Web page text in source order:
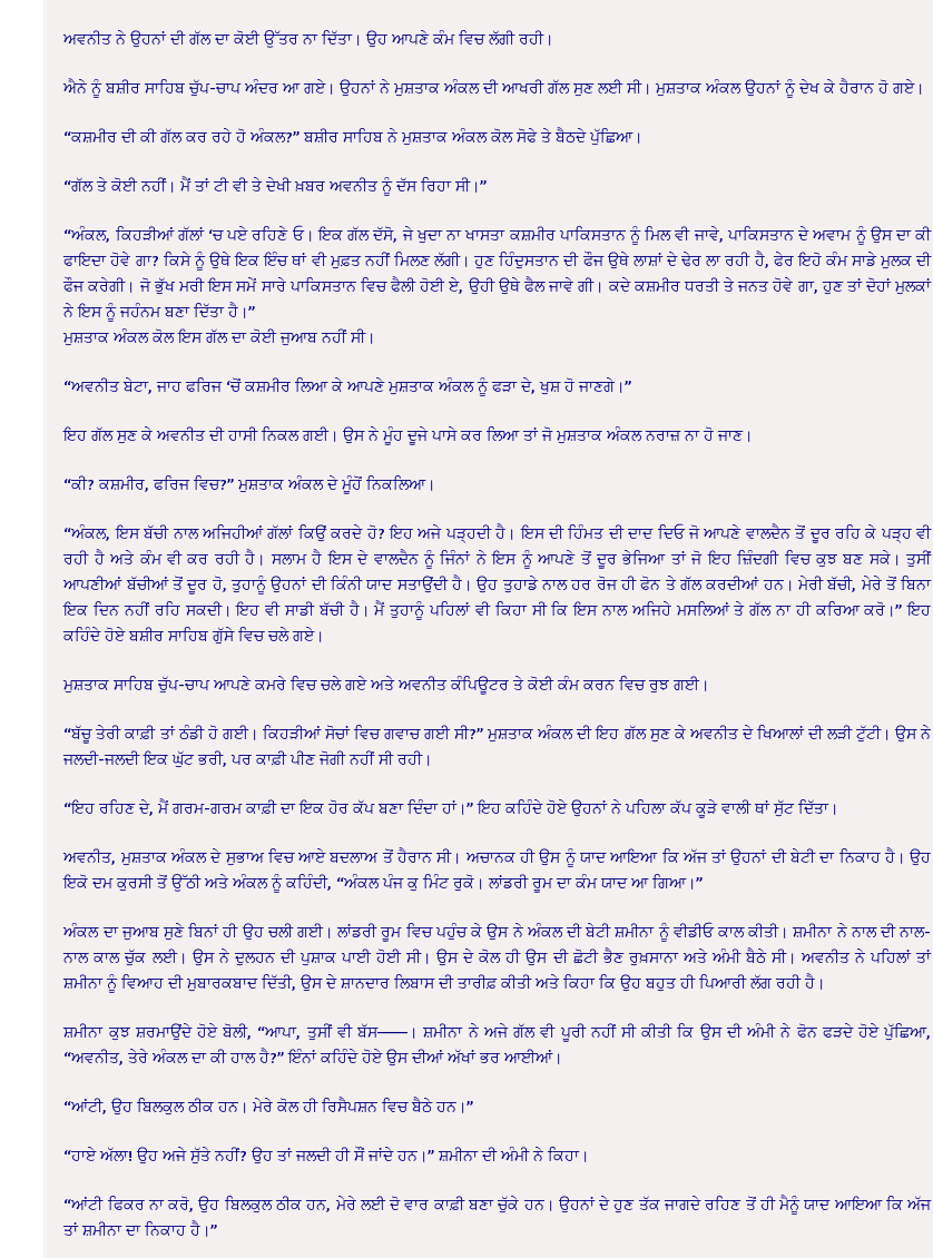
ਅਵਨੀਤ ਨੇ ਉਹਨਾਂ ਦੀ ਗੱਲ ਦਾ ਕੋਈ ਉੱਤਰ ਨਾ ਦਿੱਤਾ। ਉਹ ਆਪਣੇ ਕੰਮ ਵਿਚ ਲੱਗੀ ਰਹੀ।
ਐਨੇ ਨੂੰ ਬਸ਼ੀਰ ਸਾਹਿਬ ਚੁੱਪ-ਚਾਪ ਅੰਦਰ ਆ ਗਏ। ਉਹਨਾਂ ਨੇ ਮੁਸ਼ਤਾਕ ਅੰਕਲ ਦੀ ਆਖਰੀ ਗੱਲ ਸੁਣ ਲਈ ਸੀ। ਮੁਸ਼ਤਾਕ ਅੰਕਲ ਉਹਨਾਂ ਨੂੰ ਦੇਖ ਕੇ ਹੈਰਾਨ ਹੋ ਗਏ।
“ਕਸ਼ਮੀਰ ਦੀ ਕੀ ਗੱਲ ਕਰ ਰਹੇ ਹੋ ਅੰਕਲ?” ਬਸ਼ੀਰ ਸਾਹਿਬ ਨੇ ਮੁਸ਼ਤਾਕ ਅੰਕਲ ਕੋਲ ਸੋਫੇ ਤੇ ਬੈਠਦੇ ਪੁੱਛਿਆ।
“ਗੱਲ ਤੇ ਕੋਈ ਨਹੀਂ। ਮੈਂ ਤਾਂ ਟੀ ਵੀ ਤੇ ਦੇਖੀ ਖ਼ਬਰ ਅਵਨੀਤ ਨੂੰ ਦੱਸ ਰਿਹਾ ਸੀ।”
“ਅੰਕਲ, ਕਿਹੜੀਆਂ ਗੱਲਾਂ ‘ਚ ਪਏ ਰਹਿਣੇ ਓ। ਇਕ ਗੱਲ ਦੱਸੋ, ਜੇ ਖੁਦਾ ਨਾ ਖਾਸਤਾ ਕਸ਼ਮੀਰ ਪਾਕਿਸਤਾਨ ਨੂੰ ਮਿਲ ਵੀ ਜਾਵੇ, ਪਾਕਿਸਤਾਨ ਦੇ ਅਵਾਮ ਨੂੰ ਉਸ ਦਾ ਕੀ
ਫਾਇਦਾ ਹੋਵੇ ਗਾ? ਕਿਸੇ ਨੂੰ ਉਥੇ ਇਕ ਇੰਚ ਥਾਂ ਵੀ ਮੁਫ਼ਤ ਨਹੀਂ ਮਿਲਣ ਲੱਗੀ। ਹੁਣ ਹਿੰਦੁਸਤਾਨ ਦੀ ਫੌਜ ਉਥੇ ਲਾਸ਼ਾਂ ਦੇ ਢੇਰ ਲਾ ਰਹੀ ਹੈ, ਫੇਰ ਇਹੋ ਕੰਮ ਸਾਡੇ ਮੁਲਕ ਦੀ
ਫੌਜ ਕਰੇਗੀ। ਜੋ ਭੁੱਖ ਮਰੀ ਇਸ ਸਮੇਂ ਸਾਰੇ ਪਾਕਿਸਤਾਨ ਵਿਚ ਫੈਲੀ ਹੋਈ ਏ, ਉਹੀ ਉਥੇ ਫੈਲ ਜਾਵੇ ਗੀ। ਕਦੇ ਕਸ਼ਮੀਰ ਧਰਤੀ ਤੇ ਜਨਤ ਹੋਵੇ ਗਾ, ਹੁਣ ਤਾਂ ਦੋਹਾਂ ਮੁਲਕਾਂ
ਨੇ ਇਸ ਨੂੰ ਜਹੰਨਮ ਬਣਾ ਦਿੱਤਾ ਹੈ।”
ਮੁਸ਼ਤਾਕ ਅੰਕਲ ਕੋਲ ਇਸ ਗੱਲ ਦਾ ਕੋਈ ਜੁਆਬ ਨਹੀਂ ਸੀ।
“ਅਵਨੀਤ ਬੇਟਾ, ਜਾਹ ਫਰਿਜ ‘ਚੋਂ ਕਸ਼ਮੀਰ ਲਿਆ ਕੇ ਆਪਣੇ ਮੁਸ਼ਤਾਕ ਅੰਕਲ ਨੂੰ ਫੜਾ ਦੇ, ਖੁਸ਼ ਹੋ ਜਾਣਗੇ।”
ਇਹ ਗੱਲ ਸੁਣ ਕੇ ਅਵਨੀਤ ਦੀ ਹਾਸੀ ਨਿਕਲ ਗਈ। ਉਸ ਨੇ ਮੂੰਹ ਦੂਜੇ ਪਾਸੇ ਕਰ ਲਿਆ ਤਾਂ ਜੋ ਮੁਸ਼ਤਾਕ ਅੰਕਲ ਨਰਾਜ਼ ਨਾ ਹੋ ਜਾਣ।
“ਕੀ? ਕਸ਼ਮੀਰ, ਫਰਿਜ ਵਿਚ?” ਮੁਸ਼ਤਾਕ ਅੰਕਲ ਦੇ ਮੂੰਹੋਂ ਨਿਕਲਿਆ।
“ਅੰਕਲ, ਇਸ ਬੱਚੀ ਨਾਲ ਅਜਿਹੀਆਂ ਗੱਲਾਂ ਕਿਉਂ ਕਰਦੇ ਹੋ? ਇਹ ਅਜੇ ਪੜ੍ਹਦੀ ਹੈ। ਇਸ ਦੀ ਹਿੰਮਤ ਦੀ ਦਾਦ ਦਿਓ ਜੋ ਆਪਣੇ ਵਾਲਦੈਨ ਤੋਂ ਦੂਰ ਰਹਿ ਕੇ ਪੜ੍ਹ ਵੀ
ਰਹੀ ਹੈ ਅਤੇ ਕੰਮ ਵੀ ਕਰ ਰਹੀ ਹੈ। ਸਲਾਮ ਹੈ ਇਸ ਦੇ ਵਾਲਦੈਨ ਨੂੰ ਜਿੰਨਾਂ ਨੇ ਇਸ ਨੂੰ ਆਪਣੇ ਤੋਂ ਦੂਰ ਭੇਜਿਆ ਤਾਂ ਜੋ ਇਹ ਜ਼ਿੰਦਗੀ ਵਿਚ ਕੁਝ ਬਣ ਸਕੇ। ਤੁਸੀਂ
ਆਪਣੀਆਂ ਬੱਚੀਆਂ ਤੋਂ ਦੂਰ ਹੋ, ਤੁਹਾਨੂੰ ਉਹਨਾਂ ਦੀ ਕਿੰਨੀ ਯਾਦ ਸਤਾਉਂਦੀ ਹੈ। ਉਹ ਤੁਹਾਡੇ ਨਾਲ ਹਰ ਰੋਜ ਹੀ ਫੋਨ ਤੇ ਗੱਲ ਕਰਦੀਆਂ ਹਨ। ਮੇਰੀ ਬੱਚੀ, ਮੇਰੇ ਤੋਂ ਬਿਨਾ
ਇਕ ਦਿਨ ਨਹੀਂ ਰਹਿ ਸਕਦੀ। ਇਹ ਵੀ ਸਾਡੀ ਬੱਚੀ ਹੈ। ਮੈਂ ਤੁਹਾਨੂੰ ਪਹਿਲਾਂ ਵੀ ਕਿਹਾ ਸੀ ਕਿ ਇਸ ਨਾਲ ਅਜਿਹੇ ਮਸਲਿਆਂ ਤੇ ਗੱਲ ਨਾ ਹੀ ਕਰਿਆ ਕਰੋ।” ਇਹ
ਕਹਿੰਦੇ ਹੋਏ ਬਸ਼ੀਰ ਸਾਹਿਬ ਗੁੱਸੇ ਵਿਚ ਚਲੇ ਗਏ।
ਮੁਸ਼ਤਾਕ ਸਾਹਿਬ ਚੁੱਪ-ਚਾਪ ਆਪਣੇ ਕਮਰੇ ਵਿਚ ਚਲੇ ਗਏ ਅਤੇ ਅਵਨੀਤ ਕੰਪਿਊਟਰ ਤੇ ਕੋਈ ਕੰਮ ਕਰਨ ਵਿਚ ਰੁਝ ਗਈ।
“ਬੱਚੂ ਤੇਰੀ ਕਾਫ਼ੀ ਤਾਂ ਠੰਡੀ ਹੋ ਗਈ। ਕਿਹੜੀਆਂ ਸੋਚਾਂ ਵਿਚ ਗਵਾਚ ਗਈ ਸੀ?” ਮੁਸ਼ਤਾਕ ਅੰਕਲ ਦੀ ਇਹ ਗੱਲ ਸੁਣ ਕੇ ਅਵਨੀਤ ਦੇ ਖਿਆਲਾਂ ਦੀ ਲੜੀ ਟੁੱਟੀ। ਉਸ ਨੇ
ਜਲਦੀ-ਜਲਦੀ ਇਕ ਘੁੱਟ ਭਰੀ, ਪਰ ਕਾਫ਼ੀ ਪੀਣ ਜੋਗੀ ਨਹੀਂ ਸੀ ਰਹੀ।
“ਇਹ ਰਹਿਣ ਦੇ, ਮੈਂ ਗਰਮ-ਗਰਮ ਕਾਫ਼ੀ ਦਾ ਇਕ ਹੋਰ ਕੱਪ ਬਣਾ ਦਿੰਦਾ ਹਾਂ।” ਇਹ ਕਹਿੰਦੇ ਹੋਏ ਉਹਨਾਂ ਨੇ ਪਹਿਲਾ ਕੱਪ ਕੂੜੇ ਵਾਲੀ ਥਾਂ ਸੁੱਟ ਦਿੱਤਾ।
ਅਵਨੀਤ, ਮੁਸ਼ਤਾਕ ਅੰਕਲ ਦੇ ਸੁਭਾਅ ਵਿਚ ਆਏ ਬਦਲਾਅ ਤੋਂ ਹੈਰਾਨ ਸੀ। ਅਚਾਨਕ ਹੀ ਉਸ ਨੂੰ ਯਾਦ ਆਇਆ ਕਿ ਅੱਜ ਤਾਂ ਉਹਨਾਂ ਦੀ ਬੇਟੀ ਦਾ ਨਿਕਾਹ ਹੈ। ਉਹ
ਇਕੋ ਦਮ ਕੁਰਸੀ ਤੋਂ ਉੱਠੀ ਅਤੇ ਅੰਕਲ ਨੂੰ ਕਹਿੰਦੀ, “ਅੰਕਲ ਪੰਜ ਕੁ ਮਿੰਟ ਰੁਕੋ। ਲਾਂਡਰੀ ਰੂਮ ਦਾ ਕੰਮ ਯਾਦ ਆ ਗਿਆ।”
ਅੰਕਲ ਦਾ ਜੁਆਬ ਸੁਣੇ ਬਿਨਾਂ ਹੀ ਉਹ ਚਲੀ ਗਈ। ਲਾਂਡਰੀ ਰੂਮ ਵਿਚ ਪਹੁੰਚ ਕੇ ਉਸ ਨੇ ਅੰਕਲ ਦੀ ਬੇਟੀ ਸ਼ਮੀਨਾ ਨੂੰ ਵੀਡੀਓ ਕਾਲ ਕੀਤੀ। ਸ਼ਮੀਨਾ ਨੇ ਨਾਲ ਦੀ ਨਾਲ-
ਨਾਲ ਕਾਲ ਚੁੱਕ ਲਈ। ਉਸ ਨੇ ਦੁਲਹਨ ਦੀ ਪੁਸ਼ਾਕ ਪਾਈ ਹੋਈ ਸੀ। ਉਸ ਦੇ ਕੋਲ ਹੀ ਉਸ ਦੀ ਛੋਟੀ ਭੈਣ ਰੁਖ਼ਸਾਨਾ ਅਤੇ ਅੰਮੀ ਬੈਠੇ ਸੀ। ਅਵਨੀਤ ਨੇ ਪਹਿਲਾਂ ਤਾਂ
ਸ਼ਮੀਨਾ ਨੂੰ ਵਿਆਹ ਦੀ ਮੁਬਾਰਕਬਾਦ ਦਿੱਤੀ, ਉਸ ਦੇ ਸ਼ਾਨਦਾਰ ਲਿਬਾਸ ਦੀ ਤਾਰੀਫ਼ ਕੀਤੀ ਅਤੇ ਕਿਹਾ ਕਿ ਉਹ ਬਹੁਤ ਹੀ ਪਿਆਰੀ ਲੱਗ ਰਹੀ ਹੈ।
ਸ਼ਮੀਨਾ ਕੁਝ ਸ਼ਰਮਾਉਂਦੇ ਹੋਏ ਬੋਲੀ, “ਆਪਾ, ਤੁਸੀਂ ਵੀ ਬੱਸ——–। ਸ਼ਮੀਨਾ ਨੇ ਅਜੇ ਗੱਲ ਵੀ ਪੂਰੀ ਨਹੀਂ ਸੀ ਕੀਤੀ ਕਿ ਉਸ ਦੀ ਅੰਮੀ ਨੇ ਫੋਨ ਫੜਦੇ ਹੋਏ ਪੁੱਛਿਆ,
“ਅਵਨੀਤ, ਤੇਰੇ ਅੰਕਲ ਦਾ ਕੀ ਹਾਲ ਹੈ?” ਇੰਨਾਂ ਕਹਿੰਦੇ ਹੋਏ ਉਸ ਦੀਆਂ ਅੱਖਾਂ ਭਰ ਆਈਆਂ।
“ਆਂਟੀ, ਉਹ ਬਿਲਕੁਲ ਠੀਕ ਹਨ। ਮੇਰੇ ਕੋਲ ਹੀ ਰਿਸੈਪਸ਼ਨ ਵਿਚ ਬੈਠੇ ਹਨ।”
“ਹਾਏ ਅੱਲਾ! ਉਹ ਅਜੇ ਸੁੱਤੇ ਨਹੀਂ? ਉਹ ਤਾਂ ਜਲਦੀ ਹੀ ਸੌਂ ਜਾਂਦੇ ਹਨ।” ਸ਼ਮੀਨਾ ਦੀ ਅੰਮੀ ਨੇ ਕਿਹਾ।
“ਆਂਟੀ ਫਿਕਰ ਨਾ ਕਰੋ, ਉਹ ਬਿਲਕੁਲ ਠੀਕ ਹਨ, ਮੇਰੇ ਲਈ ਦੋ ਵਾਰ ਕਾਫ਼ੀ ਬਣਾ ਚੁੱਕੇ ਹਨ। ਉਹਨਾਂ ਦੇ ਹੁਣ ਤੱਕ ਜਾਗਦੇ ਰਹਿਣ ਤੋਂ ਹੀ ਮੈਨੂੰ ਯਾਦ ਆਇਆ ਕਿ ਅੱਜ
ਤਾਂ ਸ਼ਮੀਨਾ ਦਾ ਨਿਕਾਹ ਹੈ।”